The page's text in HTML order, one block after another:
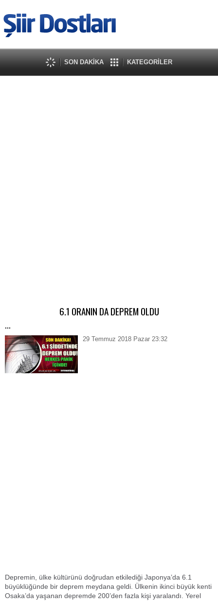
SON DAKİKA KATEGORİLER
6.1 ORANIN DA DEPREM OLDU
...
29 Temmuz 2018 Pazar 23:32
Depremin, ülke kültürünü doğrudan etkilediği Japonya’da 6.1
büyüklüğünde bir deprem meydana geldi. Ülkenin ikinci büyük kenti
Osaka’da yaşanan depremde 200’den fazla kişi yaralandı. Yerel